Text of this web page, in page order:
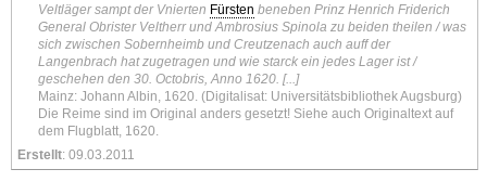
Veltläger sampt der Vnierten Fürsten beneben Prinz Henrich Friderich
General Obrister Veltherr und Ambrosius Spinola zu beiden theilen / was
sich zwischen Sobernheimb und Creutzenach auch auff der
Langenbrach hat zugetragen und wie starck ein jedes Lager ist /
geschehen den 30. Octobris, Anno 1620. [...]
Mainz: Johann Albin, 1620. (Digitalisat: Universitätsbibliothek Augsburg)
Die Reime sind im Original anders gesetzt! Siehe auch Originaltext auf
dem Flugblatt, 1620.
Erstellt: 09.03.2011